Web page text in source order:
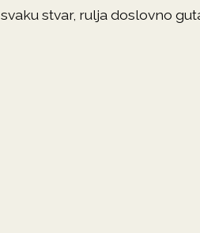
svaku stvar, rulja doslovno